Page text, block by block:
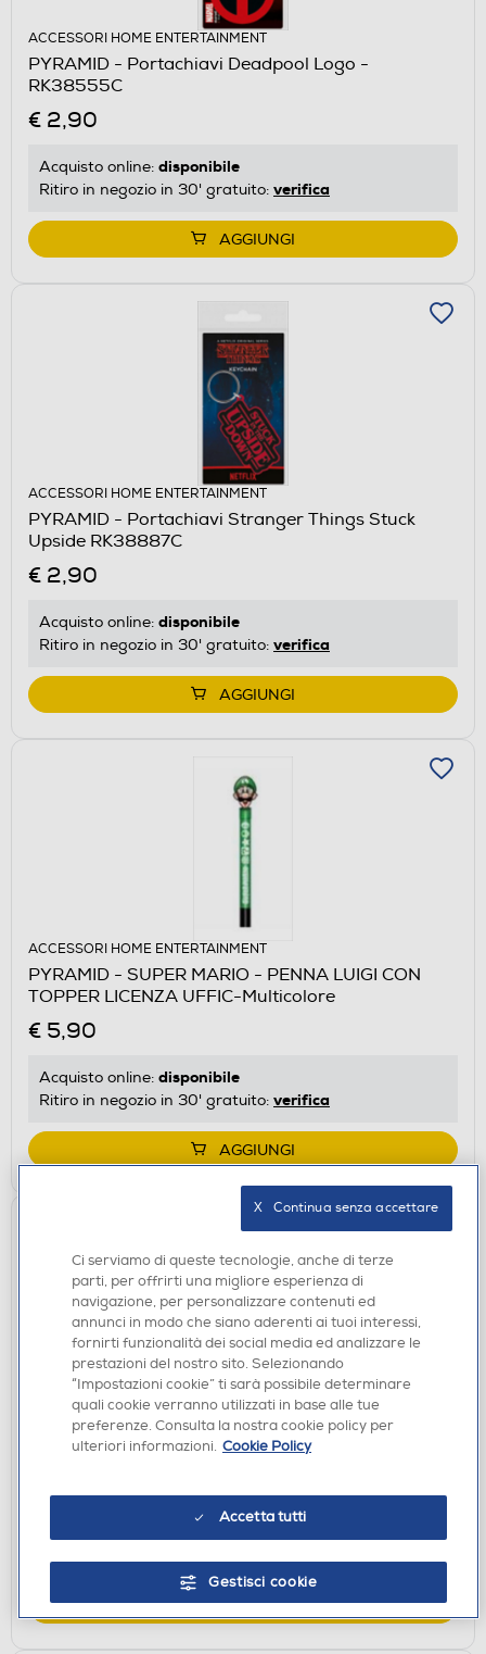
ACCESSORI HOME ENTERTAINMENT
PYRAMID - Portachiavi Deadpool Logo -
RK38555C
€ 2,90
Acquisto online: disponibile
Ritiro in negozio in 30' gratuito: verifica
AGGIUNGI
ACCESSORI HOME ENTERTAINMENT
PYRAMID - Portachiavi Stranger Things Stuck
Upside RK38887C
€ 2,90
Acquisto online: disponibile
Ritiro in negozio in 30' gratuito: verifica
AGGIUNGI
ACCESSORI HOME ENTERTAINMENT
PYRAMID - SUPER MARIO - PENNA LUIGI CON
TOPPER LICENZA UFFIC-Multicolore
€ 5,90
Acquisto online: disponibile
Ritiro in negozio in 30' gratuito: verifica
AGGIUNGI
ACCESSORI HOME ENTERTAINMENT
PYRAMID - LILO E STITCH - SET CANCELLERIA
LICENZA UFFICIALE
AGGIUNGI
Ci serviamo di queste tecnologie, anche di terze
parti, per offrirti una migliore esperienza di
navigazione, per personalizzare contenuti ed
annunci in modo che siano aderenti ai tuoi interessi,
fornirti funzionalità dei social media ed analizzare le
prestazioni del nostro sito. Selezionando
“Impostazioni cookie” ti sarà possibile determinare
quali cookie verranno utilizzati in base alle tue
preferenze. Consulta la nostra cookie policy per
ulteriori informazioni. Cookie Policy
Accetta tutti
Gestisci cookie
X   Continua senza accettare